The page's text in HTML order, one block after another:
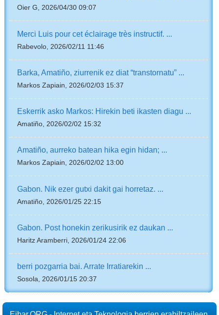
Oier G, 2026/04/30 09:07
Merci Luis pour cet éclairage très instructif. ...
Rabevolo, 2026/02/11 11:46
Barka, Amatiño, ziurrenik ez diat “transtornatu” ...
Markos Zapiain, 2026/02/03 15:37
Eskerrik asko Markos: Hirekin beti ikasten diagu ...
Amatiño, 2026/02/02 15:32
Amatiño, aurreko batean hika egin hidan; ...
Markos Zapiain, 2026/02/02 13:00
Gabon. Nik ezer gutxi dakit gai horretaz. ...
Amatiño, 2026/01/25 22:15
Gabon. Post honekin zerikusirik ez daukan ...
Haritz Aramberri, 2026/01/24 22:06
berri pozgarria bai. Arrate Irratiarekin ...
Sosola, 2026/01/15 20:37